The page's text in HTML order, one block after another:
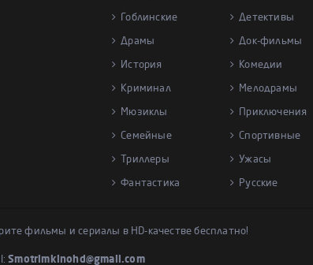
Гоблинские Детективы
Драмы Док-фильмы
История Комедии
Криминал Мелодрамы
Мюзиклы Приключения
Семейные Спортивные
Триллеры Ужасы
Фантастика Русские
фильмы и сериалы в HD-качестве бесплатно!
Smotrimkinohd@gmail.com